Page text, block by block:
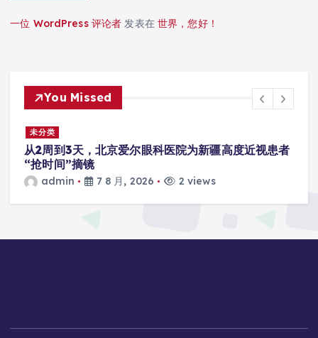
一位 WordPress 评论者 发表在世界，您好！
You Missed
未分类
从2周到3天，北京爱尔眼科医院为新疆高度近视患者
“抢时间”摘镜
admin 7 8 月, 2026 2 views